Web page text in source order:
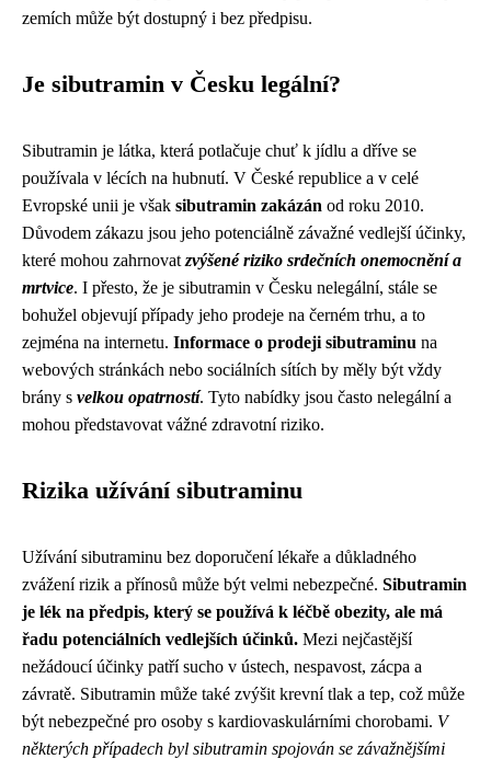
zemích může být dostupný i bez předpisu.
Je sibutramin v Česku legální?
Sibutramin je látka, která potlačuje chuť k jídlu a dříve se
používala v lécích na hubnutí. V České republice a v celé
Evropské unii je však sibutramin zakázán od roku 2010.
Důvodem zákazu jsou jeho potenciálně závažné vedlejší účinky,
které mohou zahrnovat zvýšené riziko srdečních onemocnění a
mrtvice. I přesto, že je sibutramin v Česku nelegální, stále se
bohužel objevují případy jeho prodeje na černém trhu, a to
zejména na internetu. Informace o prodeji sibutraminu na
webových stránkách nebo sociálních sítích by měly být vždy
brány s velkou opatrností. Tyto nabídky jsou často nelegální a
mohou představovat vážné zdravotní riziko.
Rizika užívání sibutraminu
Užívání sibutraminu bez doporučení lékaře a důkladného
zvážení rizik a přínosů může být velmi nebezpečné. Sibutramin
je lék na předpis, který se používá k léčbě obezity, ale má
řadu potenciálních vedlejších účinků. Mezi nejčastější
nežádoucí účinky patří sucho v ústech, nespavost, zácpa a
závratě. Sibutramin může také zvýšit krevní tlak a tep, což může
být nebezpečné pro osoby s kardiovaskulárními chorobami. V
některých případech byl sibutramin spojován se závažnějšími